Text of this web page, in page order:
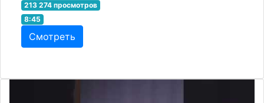
213 274 просмотров
8:45
Смотреть